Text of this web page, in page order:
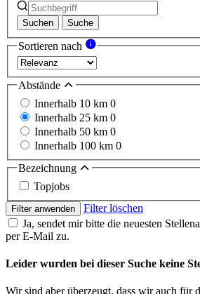
Suchen Suche
Sortieren nach
Abstände
Innerhalb 10 km 0
Innerhalb 25 km 0
Innerhalb 50 km 0
Innerhalb 100 km 0
Bezeichnung
Topjobs
Filter anwenden
Filter löschen
Ja, sendet mir bitte die neuesten
per E-Mail zu.
Leider wurden bei dieser Suche keine
Wir sind aber überzeugt, dass wir auch für